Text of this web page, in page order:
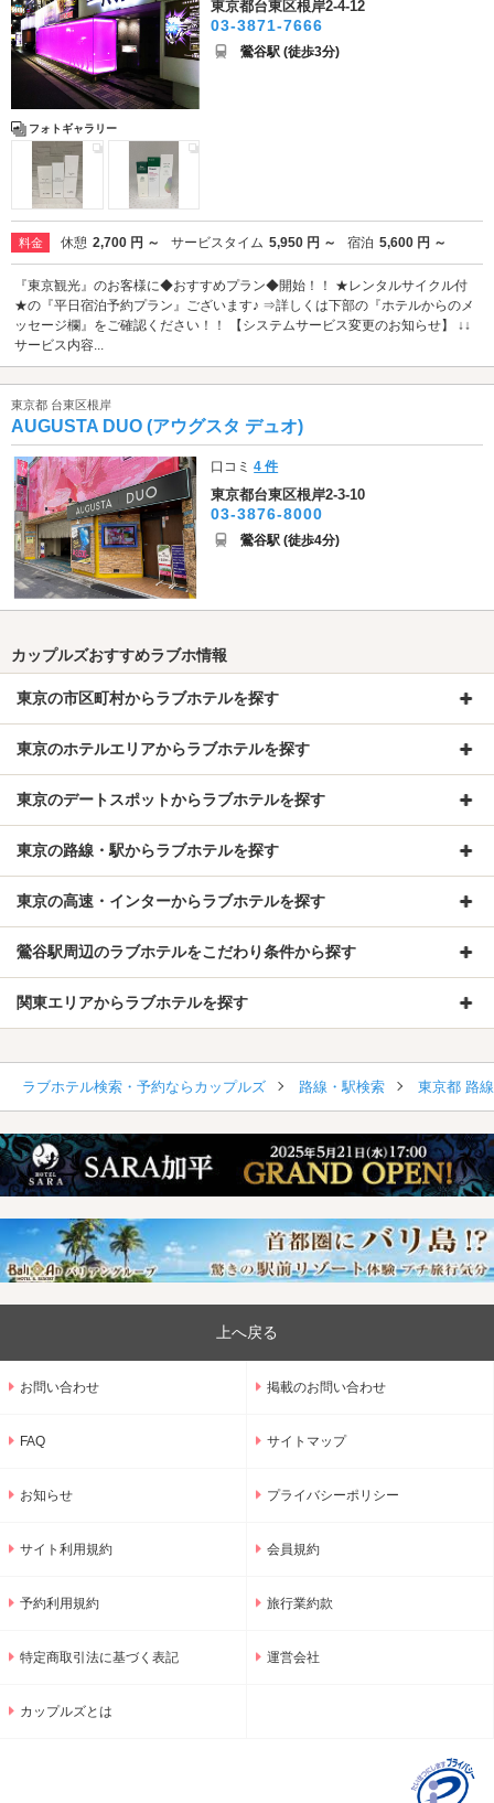
フォトギャラリー
東京都台東区根岸2-4-12
03-3871-7666
鶯谷駅 (徒歩3分)
料金 休憩 2,700 円 ～ サービスタイム 5,950 円 ～ 宿泊 5,600 円 ～
『東京観光』のお客様に◆おすすめプラン◆開始！！ ★レンタルサイクル付
★の『平日宿泊予約プラン』ございます♪ ⇒詳しくは下部の『ホテルからのメ
ッセージ欄』をご確認ください！！ 【システムサービス変更のお知らせ】 ↓↓
サービス内容...
東京都 台東区根岸
AUGUSTA DUO (アウグスタ デュオ)
口コミ4 件
東京都台東区根岸2-3-10
03-3876-8000
鶯谷駅 (徒歩4分)
カップルズおすすめラブホ情報
東京の市区町村からラブホテルを探す
東京のホテルエリアからラブホテルを探す
東京のデートスポットからラブホテルを探す
東京の路線・駅からラブホテルを探す
東京の高速・インターからラブホテルを探す
鶯谷駅周辺のラブホテルをこだわり条件から探す
関東エリアからラブホテルを探す
ラブホテル検索・予約ならカップルズ 路線・駅検索 東京都 路
上へ戻る
お問い合わせ 掲載のお問い合わせ
FAQ サイトマップ
お知らせ プライバシーポリシー
サイト利用規約 会員規約
予約利用規約 旅行業約款
特定商取引法に基づく表記 運営会社
カップルズとは